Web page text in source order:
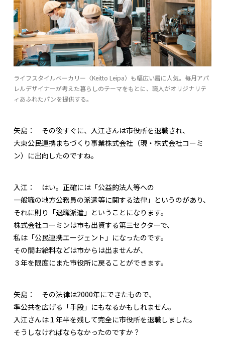
ライフスタイルベーカリー〈Keitto Leipa〉も幅広い層に人気。毎月アパ
レルデザイナーが考えた暮らしのテーマをもとに、職人がオリジナリテ
ィあふれたパンを提供する。
矢島： その後すぐに、入江さんは市役所を退職され、
大東公民連携まちづくり事業株式会社（現・株式会社コーミ
ン）に出向したのですね。
入江： はい。正確には「公益的法人等への
一般職の地方公務員の派遣等に関する法律」というのがあり、
それに則り「退職派遣」ということになります。
株式会社コーミンは市も出資する第三セクターで、
私は「公民連携エージェント」になったのです。
その間お給料などは市からは出ませんが、
３年を限度にまた市役所に戻ることができます。
矢島： その法律は2000年にできたもので、
準公共を広げる「手段」にもなるかもしれません。
入江さんは１年半を残して完全に市役所を退職しました。
そうしなければならなかったのですか？